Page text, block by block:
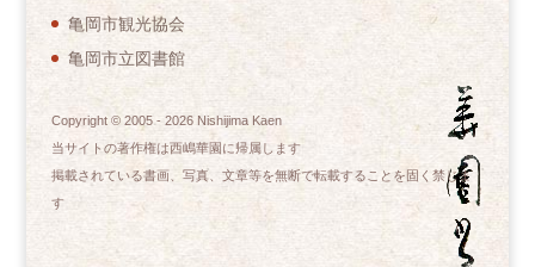
亀岡市観光協会
亀岡市立図書館
Copyright © 2005 - 2026Nishijima Kaen
当サイトの著作権は西嶋華園に帰属します
掲載されている書画、写真、文章等を無断で転載することを固く禁じま
す